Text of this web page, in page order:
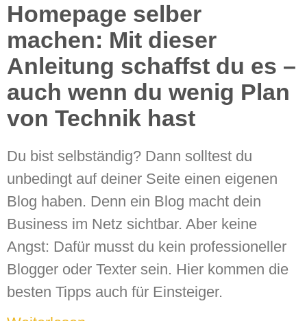
Homepage selber
machen: Mit dieser
Anleitung schaffst du es –
auch wenn du wenig Plan
von Technik hast
Du bist selbständig? Dann solltest du
unbedingt auf deiner Seite einen eigenen
Blog haben. Denn ein Blog macht dein
Business im Netz sichtbar. Aber keine
Angst: Dafür musst du kein professioneller
Blogger oder Texter sein. Hier kommen die
besten Tipps auch für Einsteiger.